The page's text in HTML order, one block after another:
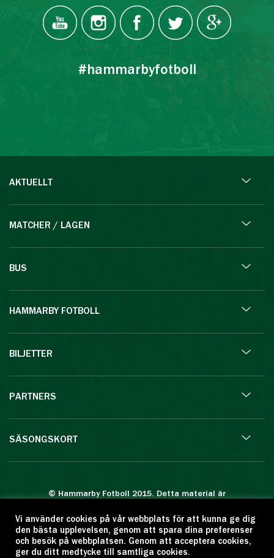
#hammarbyfotboll
AKTUELLT
MATCHER / LAGEN
BUS
HAMMARBY FOTBOLL
BILJETTER
PARTNERS
SÄSONGSKORT
© Hammarby Fotboll 2015. Detta material är
Eftertryck eller annan kopiering är förbjuden.
Citera oss gärna men ange källan:
www.hammarbyfotboll.se. Ansvarig utgivare:
Vi använder cookies på vår webbplats för att kunna ge dig
den bästa upplevelsen, genom att spara dina preferenser
och besök på webbplatsen. Genom att acceptera cookies,
ger du ditt medtycke till samtliga cookies.